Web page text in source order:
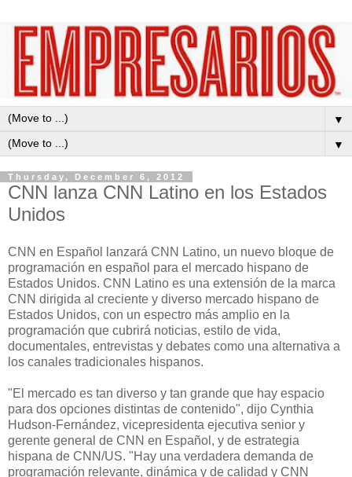
▼
▼
Thursday, December 6, 2012
CNN lanza CNN Latino en los Estados
Unidos
CNN en Español lanzará CNN Latino, un nuevo bloque de
programación en español para el mercado hispano de
Estados Unidos. CNN Latino es una extensión de la marca
CNN dirigida al creciente y diverso mercado hispano de
Estados Unidos, con un espectro más amplio en la
programación que cubrirá noticias, estilo de vida,
documentales, entrevistas y debates como una alternativa a
los canales tradicionales hispanos.
"El mercado es tan diverso y tan grande que hay espacio
para dos opciones distintas de contenido", dijo Cynthia
Hudson-Fernández, vicepresidenta ejecutiva senior y
gerente general de CNN en Español, y de estrategia
hispana de CNN/US. "Hay una verdadera demanda de
programación relevante, dinámica y de calidad y CNN